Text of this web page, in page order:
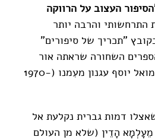
העצוב על הרווקה
והרבה יותר
"תכריך של סיפורים"
הספרים השחורה שראתה אור
שנים אחרי לכתו של שמואל יוסף עגנון מעִמנו (1970-
דמות גברית נקלעת אל
הָדֵין (שלא מן העולם